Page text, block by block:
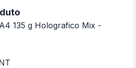
135 g Holografico Mix -